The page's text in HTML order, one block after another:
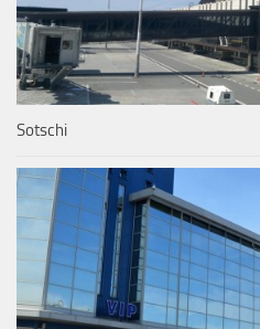
Sotschi